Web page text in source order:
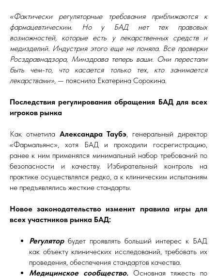
«Фактически регуляторные требования приближаются к
фармацевтическим. Но у БАД нет тех правовых
возможностей, которые есть у лекарственных средств и
медизделий. Индустрия этого еще не поняла. Все проверки
Росздравнадзора, Минздрава теперь ваши. Они перестали
быть чем-то, что касается только тех, кто занимается
лекарствами», — пояснила Екатерина Сорокина.
Последствия регулирования обращения БАД для всех
игроков рынка
Как отметила Александра Таубэ, генеральный директор
«Фармальянс», хотя БАД и проходили госрегистрацию,
ранее к ним применялся минимальный набор требований по
безопасности и качеству. Избирательный контроль на
практике осуществлялся редко, а к клиническим испытаниям
не предъявлялись жесткие стандарты.
Новое законодательство изменит правила игры для
всех участников рынка БАД:
Регуляторбудет проявлять больший интерес к БАД
как объекту клинических исследований, требовать их
проведения, обеспечения стандартов качества.
Медицинское сообщество. Основная тяжесть по